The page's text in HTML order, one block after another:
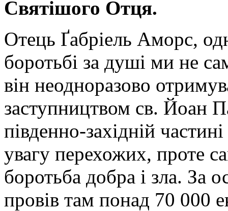
Святішого Отця.
Отець Ґабріель Аморс,
боротьбі за душі ми не
він неодноразово
заступництвом св. Йоан
південно-західній
увагу перехожих, проте
боротьба добра і зла. За
провів там понад 70 000